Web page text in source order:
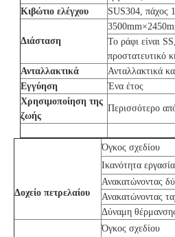
Κιβώτιο ελέγχου
SUS304, πάχος
Διάσταση
Το ράφι είναι
προστατευτικό
Ανταλλακτικά
Ανταλλακτικά
Εγγύηση
Ένα έτος
Χρησιμοποίηση της
ζωής
Περισσότερο
Δοχείο πετρελαίου
Όγκος σχεδίου
Ικανότητα
Ανακατώνοντας
Ανακατώνοντας
Δύναμη
Όγκος σχεδίου